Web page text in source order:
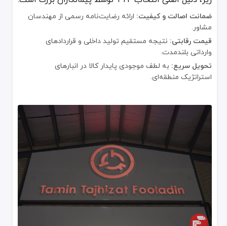
ضمانت اصالت و کیفیت: ارائه رضایت‌نامه رسمی از مهندسان
مشاور.
قیمت رقابتی: نتیجه مستقیم تولید داخلی و قراردادهای
وارداتی بلندمدت.
تحویل سریع: به لطف موجودی پایدار کالا در انبارهای
استراتژیک منطقه‌ای.